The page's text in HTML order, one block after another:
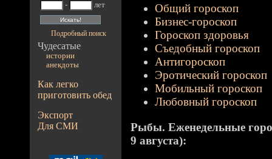
-
лет
Подробный поиск
Чудесатые
истории
анекдоты
Как легко
приготовить обед
Экспорт
Для СМИ
Общий гороскоп
Бизнес-гороскоп
Гороскоп здоровья
Съедобный гороскоп
Антигороскоп
Эротический гороскоп
Мобильный гороскоп
Любовный гороскоп
Рыбы. Еженедельные
9 августа):